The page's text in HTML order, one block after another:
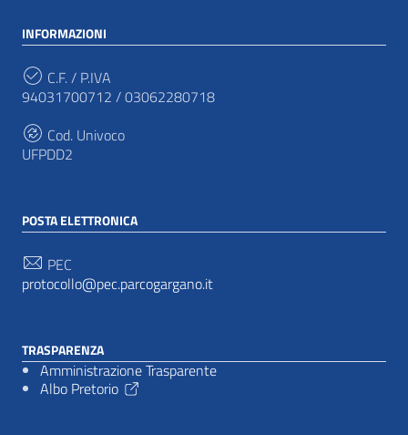
INFORMAZIONI
C.F. / P.IVA
94031700712 / 03062280718
Cod. Univoco
UFPDD2
POSTA ELETTRONICA
PEC
protocollo@pec.parcogargano.it
TRASPARENZA
Amministrazione Trasparente
Albo Pretorio